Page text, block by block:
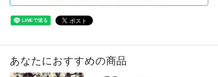
あなたにおすすめの商品